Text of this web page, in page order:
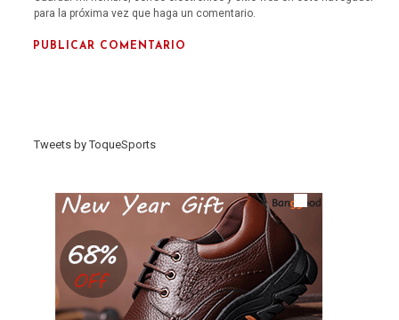
para la próxima vez que haga un comentario.
Tweets by ToqueSports